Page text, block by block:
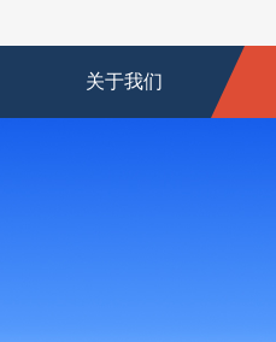
关于我们